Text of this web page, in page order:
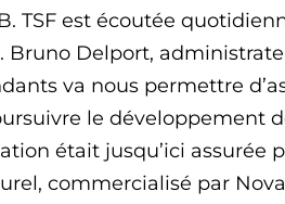
TSF est écoutée
Bruno Delport,
va nous permettre
le développement
était jusqu’ici assurée
commercialisé par